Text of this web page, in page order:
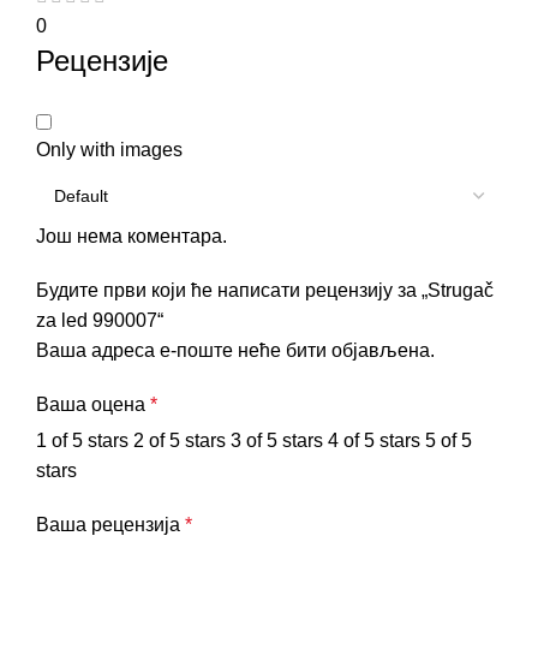
0
Рецензије
Only with images
Још нема коментара.
Будите први који ће написати рецензију за „Strugač
za led 990007“
Ваша адреса е-поште неће бити објављена.
Ваша оцена *
1 of 5 stars 2 of 5 stars 3 of 5 stars 4 of 5 stars 5 of 5
stars
Ваша рецензија *